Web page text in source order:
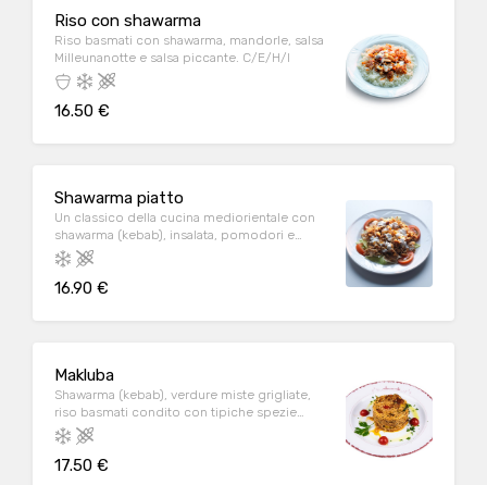
Riso con shawarma
Riso basmati con shawarma, mandorle, salsa
Milleunanotte e salsa piccante. C/E/H/I
16.50 €
Shawarma piatto
Un classico della cucina mediorientale con
shawarma (kebab), insalata, pomodori e
salse. C/D/E/G/H
16.90 €
Makluba
Shawarma (kebab), verdure miste grigliate,
riso basmati condito con tipiche spezie
orientali. C/D/E/G/H
17.50 €